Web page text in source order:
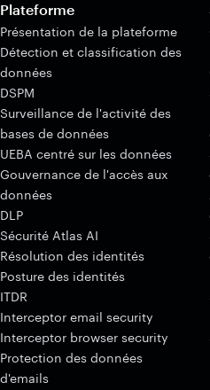
Plateforme
Présentation de la plateforme
Détection et classification des
données
DSPM
Surveillance de l'activité des
bases de données
UEBA centré sur les données
Gouvernance de l'accès aux
données
DLP
Sécurité Atlas AI
Résolution des identités
Posture des identités
ITDR
Interceptor email security
Interceptor browser security
Protection des données
d'emails